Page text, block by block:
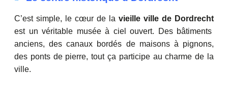
C’est simple, le cœur de la vieille ville de Dordrecht
est un véritable musée à ciel ouvert. Des bâtiments
anciens, des canaux bordés de maisons à pignons,
des ponts de pierre, tout ça participe au charme de la
ville.